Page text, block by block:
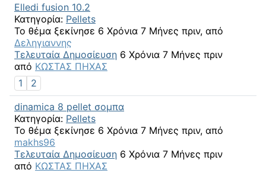
Elledi fusion 10.2
Κατηγορία: Pellets
Το θέμα ξεκίνησε 6 Χρόνια 7 Μήνες πριν, από
Δεληγιαννης
Τελευταία Δημοσίευση 6 Χρόνια 7 Μήνες πριν
από ΚΩΣΤΑΣ ΠΗΧΑΣ
1
2
dinamica 8 pellet σομπα
Κατηγορία: Pellets
Το θέμα ξεκίνησε 6 Χρόνια 7 Μήνες πριν, από
makhs96
Τελευταία Δημοσίευση 6 Χρόνια 7 Μήνες πριν
από ΚΩΣΤΑΣ ΠΗΧΑΣ